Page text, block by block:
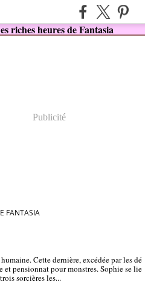
Publicité
FANTASIA
Cette dernière, excédée par les dé
pensionnat pour monstres. Sophie se lie
sorcières les...